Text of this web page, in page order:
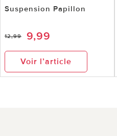
Suspension Papillon
12,99 9,99
Voir l’article